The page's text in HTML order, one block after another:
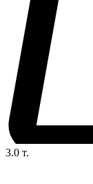
3.0 т.